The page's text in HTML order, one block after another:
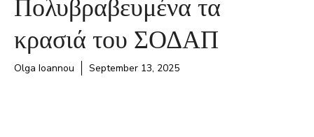
κρασιά του ΣΟΔΑΠ
Olga Ioannou September 13, 2025